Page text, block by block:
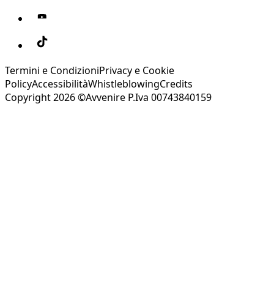
Termini e CondizioniPrivacy e Cookie
PolicyAccessibilitàWhistleblowingCredits
Copyright 2026 ©Avvenire P.Iva 00743840159